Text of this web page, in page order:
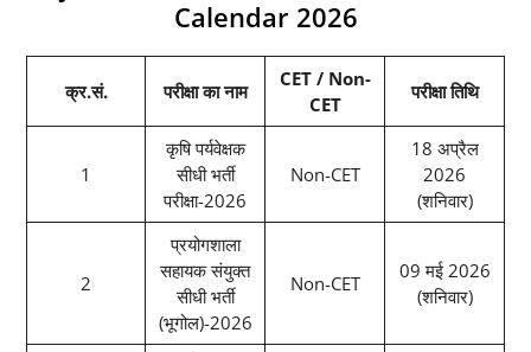
Calendar 2026
क्र.सं. परीक्षा का नाम
CET / Non-
CET
परीक्षा तिथि
1
कृषि पर्यवेक्षक
सीधी भर्ती
परीक्षा-2026
Non-CET
18 अप्रैल
2026
(शनिवार)
2
प्रयोगशाला
सहायक संयुक्त
सीधी भर्ती
(भूगोल)-2026
Non-CET
09 मई 2026
(शनिवार)